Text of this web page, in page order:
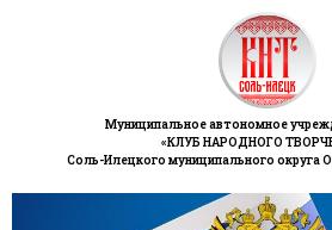
Муниципальное автономное
«КЛУБ НАРОДНОГО
Соль-Илецкого муниципального округа